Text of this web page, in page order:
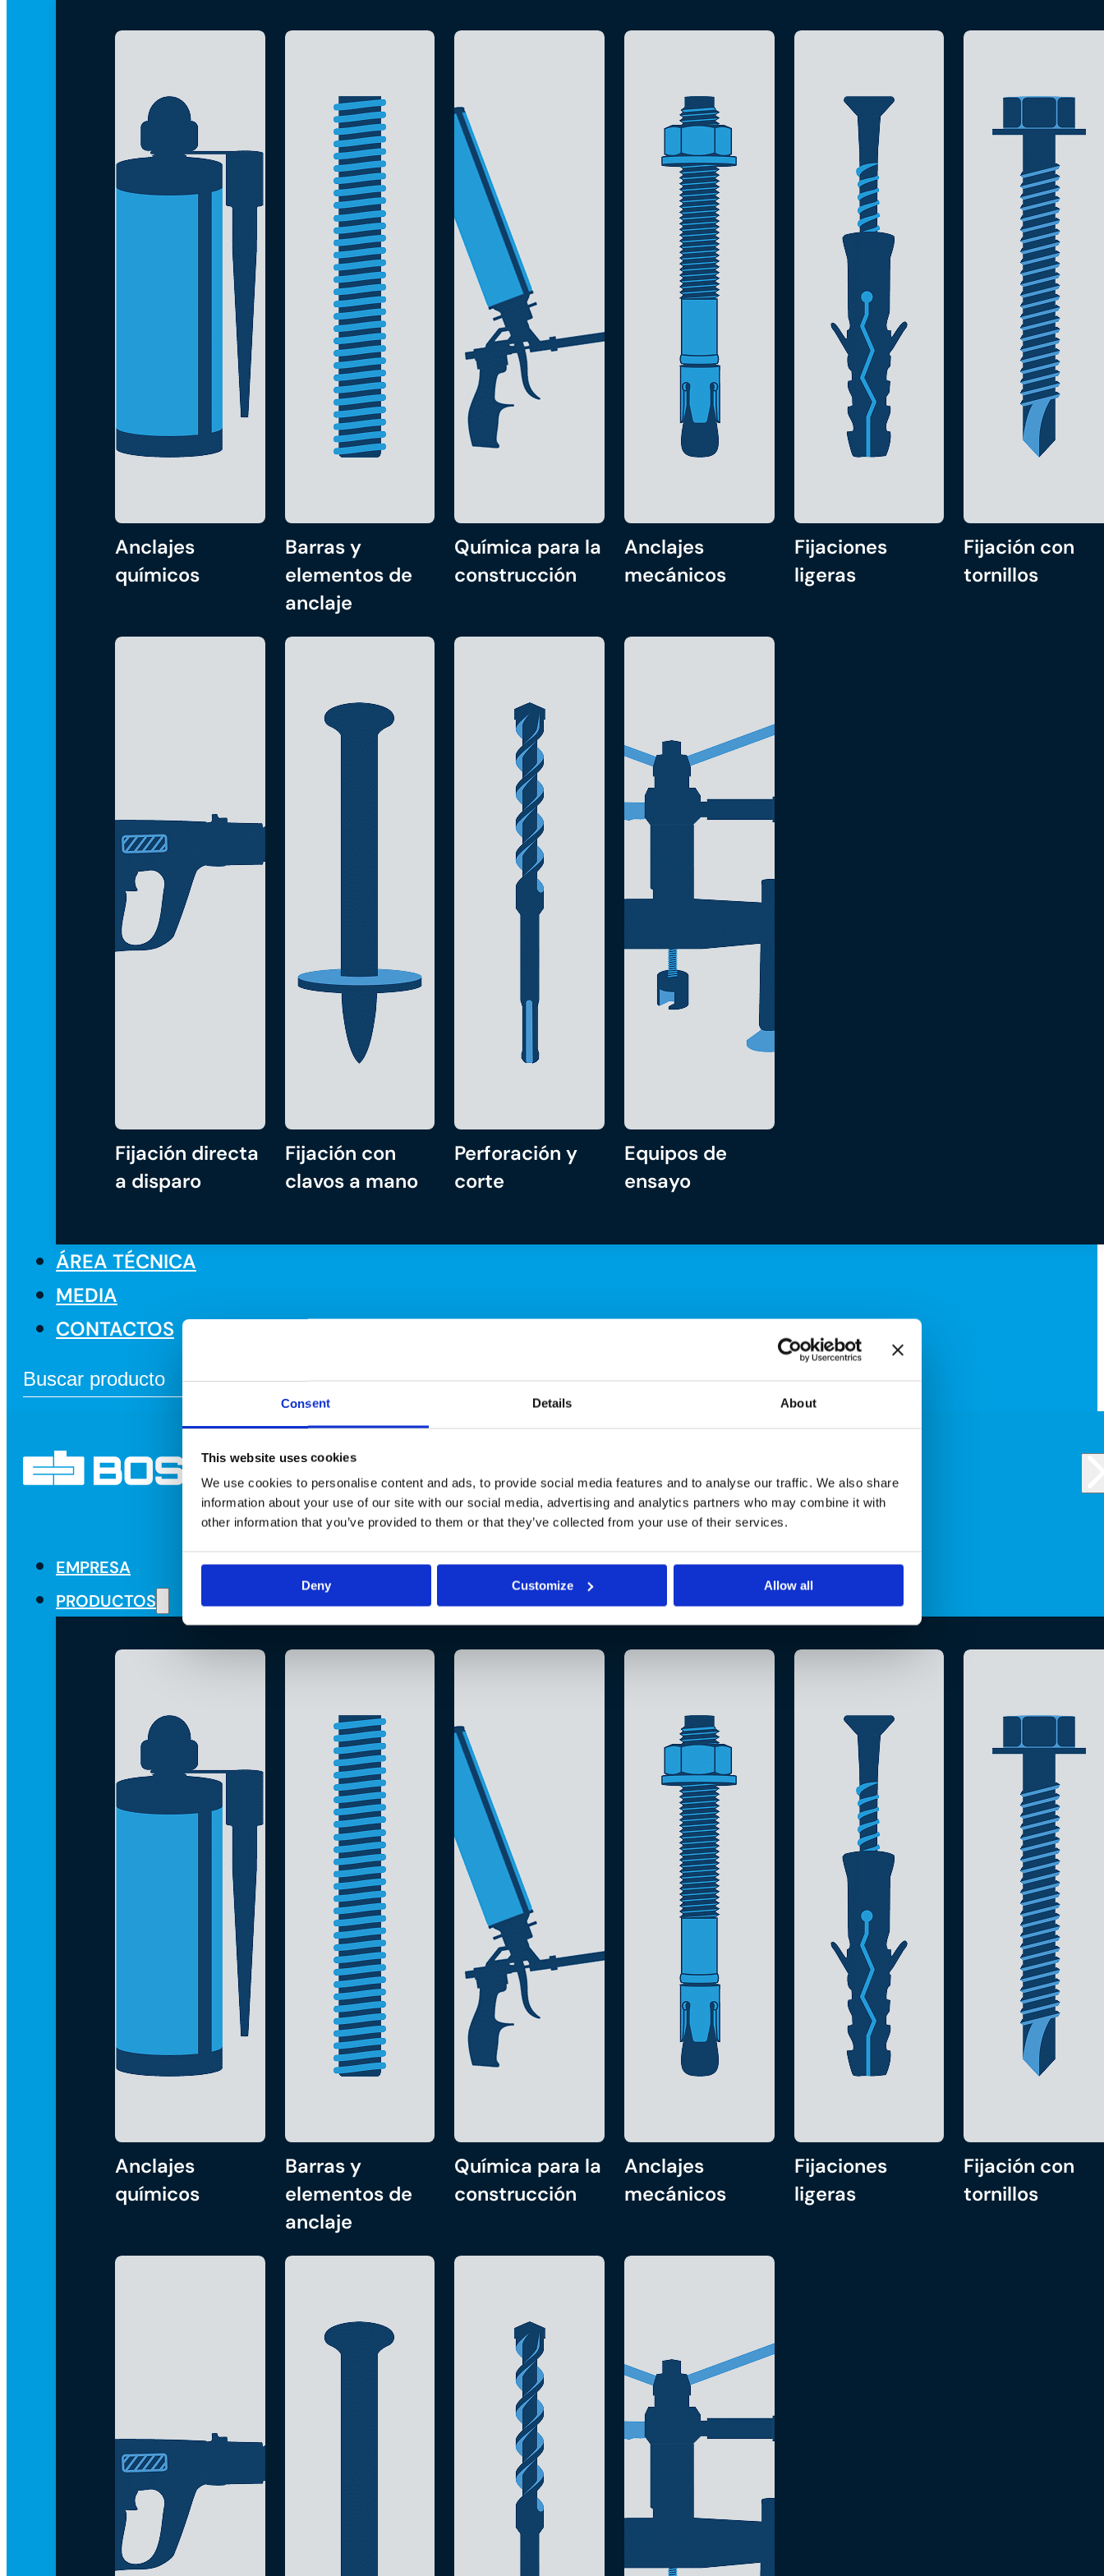
Consent Details About
This website uses cookies
We use cookies to personalise content and ads, to provide social media features and to analyse our traffic. We also share
information about your use of our site with our social media, advertising and analytics partners who may combine it with
other information that you’ve provided to them or that they’ve collected from your use of their services.
Deny Customize Allow all
Anclajes
químicos
Barras y
elementos de
anclaje
Química para la
construcción
Anclajes
mecánicos
Fijaciones
ligeras
Fijación con
tornillos
Fijación directa
a disparo
Fijación con
clavos a mano
Perforación y
corte
Equipos de
ensayo
ÁREA TÉCNICA
MEDIA
CONTACTOS
EMPRESA
PRODUCTOS
Anclajes
químicos
Barras y
elementos de
anclaje
Química para la
construcción
Anclajes
mecánicos
Fijaciones
ligeras
Fijación con
tornillos